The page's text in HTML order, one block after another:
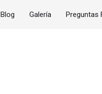
Blog Galería Preguntas